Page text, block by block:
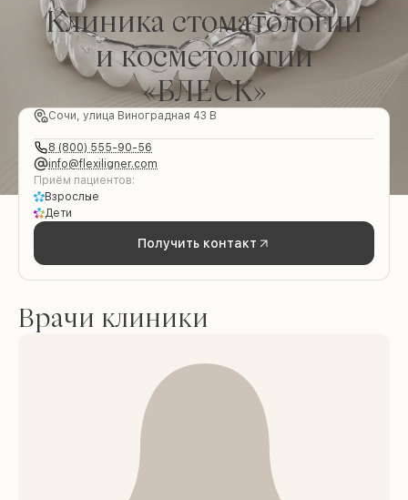
Клиника стоматологии
и косметологии
«БЛЕСК»
Сочи, улица Виноградная 43 В
8 (800) 555-90-56
info@flexiligner.com
Приём пациентов:
Взрослые
Дети
Получить контакт
Врачи клиники